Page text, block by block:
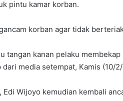
pintu kamar korban.
korban agar tidak
tangan kanan pelaku
media setempat, Kamis (10/
Wijoyo kemudian kembali